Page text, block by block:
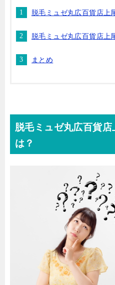
脱毛ミュゼ丸広百貨店上
脱毛ミュゼ丸広百貨店上
まとめ
脱毛ミュゼ丸広百貨
は？